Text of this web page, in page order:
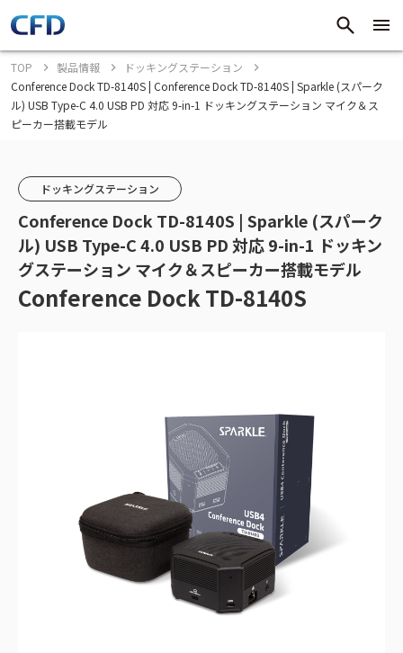
TOP 製品情報
ドッキングステーション
Conference Dock TD-8140S | Conference Dock TD-8140S | Sparkle (スパーク
ル) USB Type-C 4.0 USB PD 対応 9-in-1 ドッキングステーション マイク＆ス
ピーカー搭載モデル
ドッキングステーション
Conference Dock TD-8140S | Sparkle (スパーク
ル) USB Type-C 4.0 USB PD 対応 9-in-1 ドッキン
グステーション マイク＆スピーカー搭載モデル
Conference Dock TD-8140S